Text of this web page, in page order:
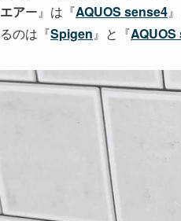
アー』は『AQUOS sense4
のは『Spigen』と『